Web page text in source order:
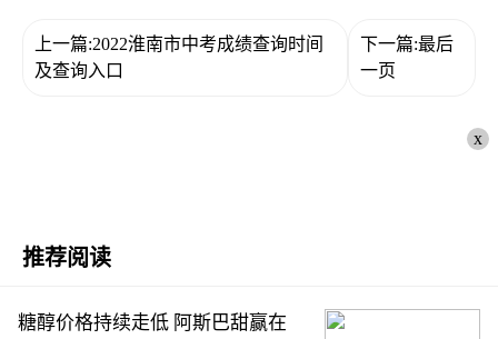
上一篇:2022淮南市中考成绩查询时间
及查询入口
下一篇:最后
一页
x
推荐阅读
糖醇价格持续走低 阿斯巴甜赢在